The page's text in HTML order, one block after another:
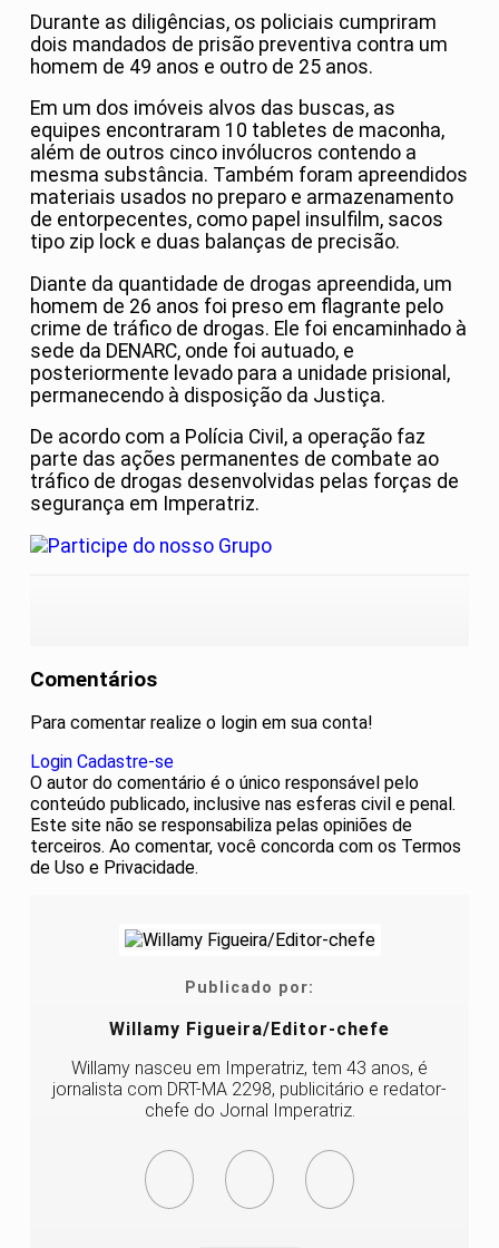
Durante as diligências, os policiais cumpriram
dois mandados de prisão preventiva contra um
homem de 49 anos e outro de 25 anos.
Em um dos imóveis alvos das buscas, as
equipes encontraram 10 tabletes de maconha,
além de outros cinco invólucros contendo a
mesma substância. Também foram apreendidos
materiais usados no preparo e armazenamento
de entorpecentes, como papel insulfilm, sacos
tipo zip lock e duas balanças de precisão.
Diante da quantidade de drogas apreendida, um
homem de 26 anos foi preso em flagrante pelo
crime de tráfico de drogas. Ele foi encaminhado à
sede da DENARC, onde foi autuado, e
posteriormente levado para a unidade prisional,
permanecendo à disposição da Justiça.
De acordo com a Polícia Civil, a operação faz
parte das ações permanentes de combate ao
tráfico de drogas desenvolvidas pelas forças de
segurança em Imperatriz.
Comentários
Para comentar realize o login em sua conta!
Login Cadastre-se
O autor do comentário é o único responsável pelo
conteúdo publicado, inclusive nas esferas civil e penal.
Este site não se responsabiliza pelas opiniões de
terceiros. Ao comentar, você concorda com os Termos
de Uso e Privacidade.
Publicado por:
Willamy Figueira/Editor-chefe
Willamy nasceu em Imperatriz, tem 43 anos, é
jornalista com DRT-MA 2298, publicitário e redator-
chefe do Jornal Imperatriz.